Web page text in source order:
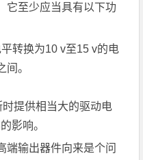
它至少应当具有以下功
转换为10 v至15 v的电
。
提供相当大的驱动电
影响。
输出器件向来是个问